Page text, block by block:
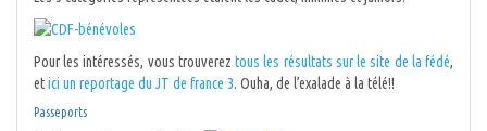
Pour les intéressés, vous trouvereztous les résultats sur le site de la fédé,
etici un reportage du JT de france 3. Ouha, de l’exalade à la télé!!
Passeports